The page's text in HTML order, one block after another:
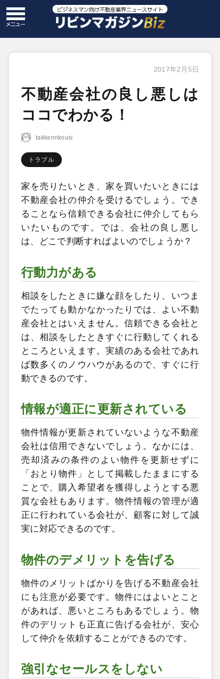
2017年2月5日
不動産会社の良し悪しは
ココでわかる！
takkennkousi
トラブル
家を売りたいとき、家を買いたいときには
不動産会社の仲介を受けるでしょう。でき
ることなら信頼できる会社に仲介してもら
いたいものです。では、会社の良し悪し
は、どこで判断すればよいのでしょうか？
行動力がある
相談をしたときに嫌な顔をしたり、いつま
でたっても動かなかったりでは、よい不動
産会社とはいえません。信頼できる会社と
は、相談をしたときすぐに行動してくれる
ところといえます。実績のある会社であれ
ば数多くのノウハウがあるので、すぐに行
動できるのです。
情報が適正に更新されている
物件情報が更新されていないような不動産
会社は信用できないでしょう。なかには、
売却済みの条件のよい物件を更新せずに
「おとり物件」として掲載したままにする
ことで、購入希望者を獲得しようとする悪
質な会社もあります。物件情報の管理が適
正に行われている会社が、顧客に対して誠
実に対応できるのです。
物件のデメリットを告げる
物件のメリットばかりを告げる不動産会社
にも注意が必要です。物件にはよいとこと
があれば、悪いところもあるでしょう。物
件のデリットも正直に告げる会社が、安心
して仲介を依頼することができるのです。
強引なセールスをしない